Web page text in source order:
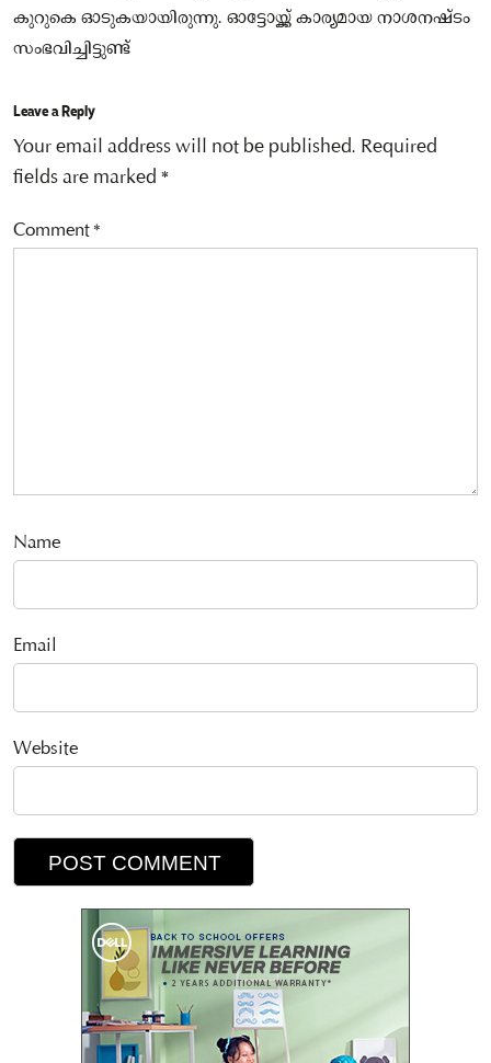
കുറുകെ ഓടുകയായിരുന്നു. ഓട്ടോയ്ക്ക് കാര്യമായ നാശനഷ്ടം
സംഭവിച്ചിട്ടുണ്ട്
Leave a Reply
Your email address will not be published. Required
fields are marked *
Comment*
Name
Email
Website